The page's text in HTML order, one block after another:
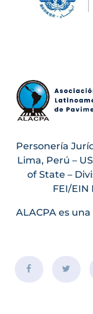
Personería
Lima, Perú –
of State –
FEI/EIN
ALACPA es